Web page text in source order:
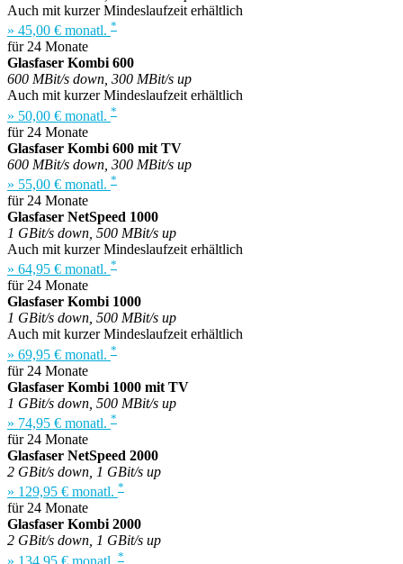
Auch mit kurzer Mindeslaufzeit erhältlich
» 45,00 € monatl. *
für 24 Monate
Glasfaser Kombi 600
600 MBit/s down, 300 MBit/s up
Auch mit kurzer Mindeslaufzeit erhältlich
» 50,00 € monatl. *
für 24 Monate
Glasfaser Kombi 600 mit TV
600 MBit/s down, 300 MBit/s up
» 55,00 € monatl. *
für 24 Monate
Glasfaser NetSpeed 1000
1 GBit/s down, 500 MBit/s up
Auch mit kurzer Mindeslaufzeit erhältlich
» 64,95 € monatl. *
für 24 Monate
Glasfaser Kombi 1000
1 GBit/s down, 500 MBit/s up
Auch mit kurzer Mindeslaufzeit erhältlich
» 69,95 € monatl. *
für 24 Monate
Glasfaser Kombi 1000 mit TV
1 GBit/s down, 500 MBit/s up
» 74,95 € monatl. *
für 24 Monate
Glasfaser NetSpeed 2000
2 GBit/s down, 1 GBit/s up
» 129,95 € monatl. *
für 24 Monate
Glasfaser Kombi 2000
2 GBit/s down, 1 GBit/s up
» 134,95 € monatl. *